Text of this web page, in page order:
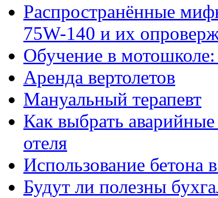
Распространённые
75W-140 и их
Обучение в
Аренда вертолетов
Мануальный терапевт
Как выбрать
отеля
Использование бетона
Будут ли полезны